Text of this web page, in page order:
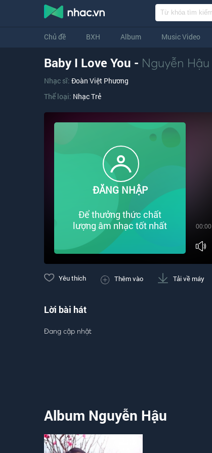
Chủ đề BXH Album Music Video
Baby I Love You - Nguyễn Hậu
Nhạc sĩ: Đoàn Việt Phương
Thể loại: Nhạc Trẻ
00:00
ĐĂNG NHẬP
Để thưởng thức chất
lượng âm nhạc tốt nhất
Yêu thích Thêm vào Tải về máy
Lời bài hát
Đang cập nhật
Album Nguyễn Hậu